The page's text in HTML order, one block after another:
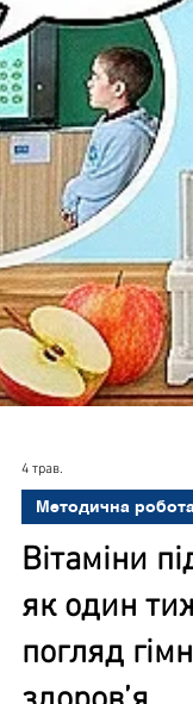
4 трав.
Методична робота
Вітаміни
як один